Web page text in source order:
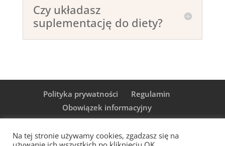
Czy układasz
suplementację do diety?
Polityka prywatności
Regulamin
Obowiązek informacyjny
Na tej stronie używamy cookies, zgadzasz się na